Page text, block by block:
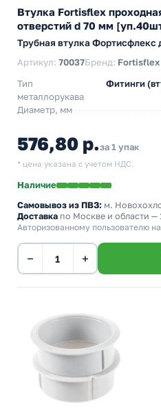
Втулка Fortisflex
отверстий d 70 мм
Трубная втулка Фортисфлекс
Артикул: 70037Бренд:
Тип
металлорукава
Фитинги
Диаметр, мм
576,80 р.за 1 упак
* цена указана с учетом НДС.
Наличие
Самовывоз из ПВЗ: м.
Доставка по Москве и области —
Авторизованному пользователю
− +